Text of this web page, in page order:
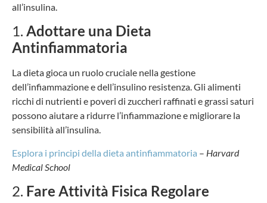
all’insulina.
1. Adottare una Dieta
Antinfiammatoria
La dieta gioca un ruolo cruciale nella gestione
dell’infiammazione e dell’insulino resistenza. Gli alimenti
ricchi di nutrienti e poveri di zuccheri raffinati e grassi saturi
possono aiutare a ridurre l’infiammazione e migliorare la
sensibilità all’insulina.
Esplora i principi della dieta antinfiammatoria – Harvard
Medical School
2. Fare Attività Fisica Regolare